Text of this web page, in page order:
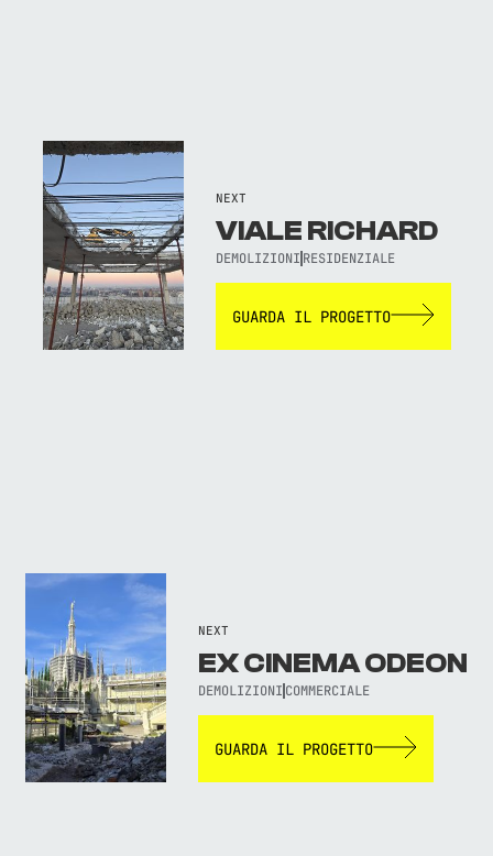
NEXT
VIALE RICHARD
DEMOLIZIONI RESIDENZIALE
GUARDA IL PROGETTO
NEXT
EX CINEMA ODEON
DEMOLIZIONI COMMERCIALE
GUARDA IL PROGETTO